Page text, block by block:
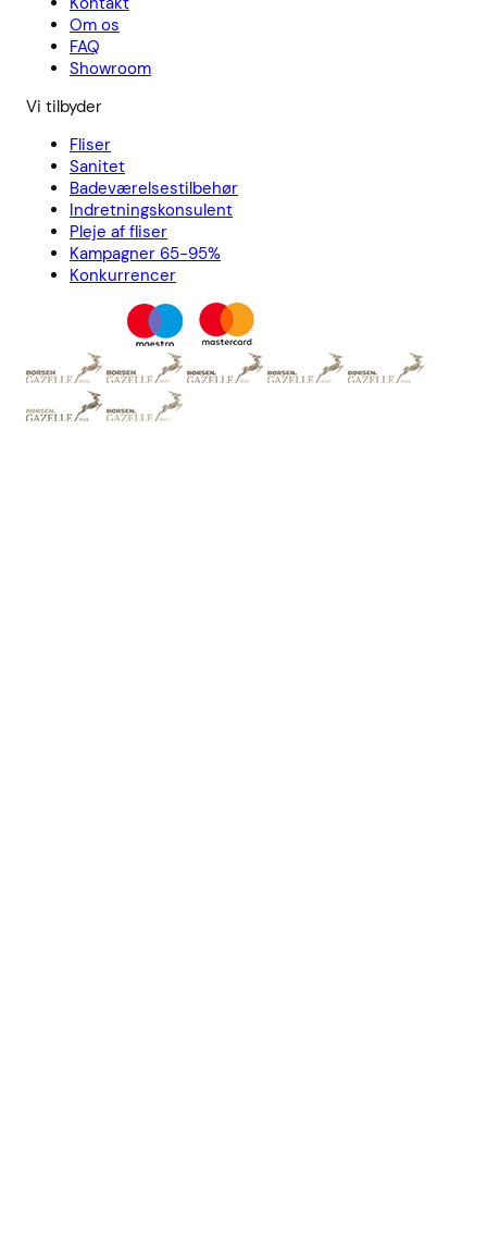
Om os
FAQ
Showroom
Vi tilbyder
Fliser
Sanitet
Badeværelsestilbehør
Indretningskonsulent
Pleje af fliser
Kampagner 65-95%
Konkurrencer